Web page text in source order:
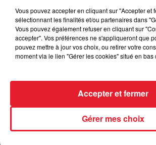
Hard Level
ACTUS
Vous pouvez accepter en cliquant sur "Accepter et
sélectionnant les finalités et/ou partenaires dans
Vous pouvez également refuser en cliquant sur
accepter". Vos préférences ne s'appliqueront que
pouvez mettre à jour vos choix, ou retirer votre
moment via le lien "Gérer les cookies" situé en bas
Gérer mes choix
Accepter et fermer